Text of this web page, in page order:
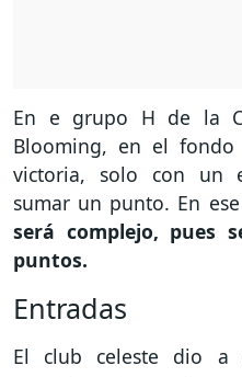
En e grupo H de la
Blooming, en el
victoria, solo con un
sumar un punto. En
será complejo, pues
puntos.
Entradas
El club celeste dio a